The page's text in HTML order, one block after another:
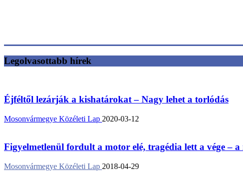
Legolvasottabb hírek
Éjféltől lezárják a kishatárokat – Nagy lehet a torlódás
Mosonvármegye Közéleti Lap 2020-03-12
Figyelmetlenül fordult a motor elé, tragédia lett a vége – a
Mosonvármegye Közéleti Lap 2018-04-29